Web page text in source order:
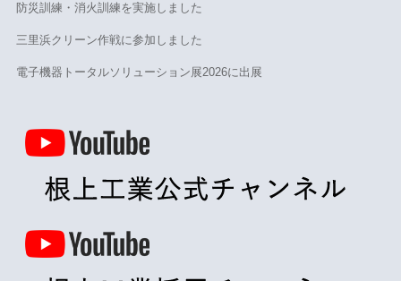
防災訓練・消火訓練を実施しました
三里浜クリーン作戦に参加しました
電子機器トータルソリューション展2026に出展